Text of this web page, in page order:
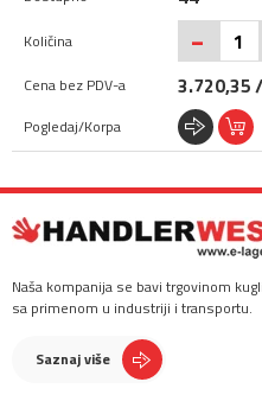
-
3.720,35
Naša kompanija se bavi trgovinom
sa primenom u industriji i transportu.
Saznaj više